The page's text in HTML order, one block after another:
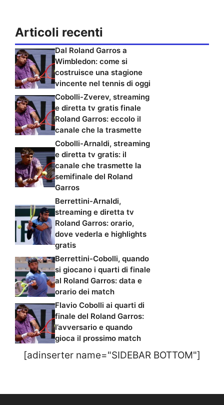
Articoli recenti
Dal Roland Garros a
Wimbledon: come si
costruisce una stagione
vincente nel tennis di oggi
Cobolli-Zverev, streaming
e diretta tv gratis finale
Roland Garros: eccolo il
canale che la trasmette
Cobolli-Arnaldi, streaming
e diretta tv gratis: il
canale che trasmette la
semifinale del Roland
Garros
Berrettini-Arnaldi,
streaming e diretta tv
Roland Garros: orario,
dove vederla e highlights
gratis
Berrettini-Cobolli, quando
si giocano i quarti di finale
al Roland Garros: data e
orario dei match
Flavio Cobolli ai quarti di
finale del Roland Garros:
l’avversario e quando
gioca il prossimo match
[adinserter name="SIDEBAR BOTTOM"]